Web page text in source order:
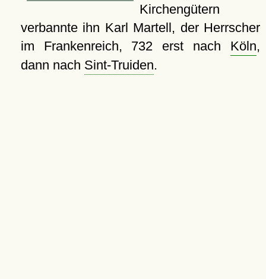
Kirchengütern
verbannte ihn Karl Martell, der Herrscher
im Frankenreich, 732 erst nach Köln,
dann nach Sint-Truiden.